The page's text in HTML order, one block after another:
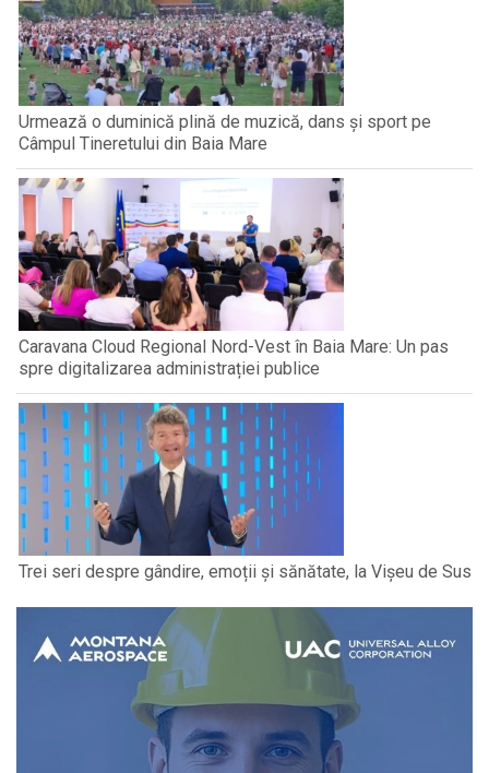
Urmează o duminică plină de muzică, dans și sport pe
Câmpul Tineretului din Baia Mare
Caravana Cloud Regional Nord-Vest în Baia Mare: Un pas
spre digitalizarea administrației publice
Trei seri despre gândire, emoții și sănătate, la Vișeu de Sus